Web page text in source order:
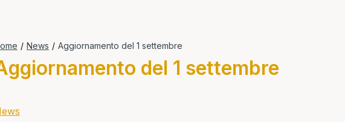
/ News / Aggiornamento del 1 settembre
del 1 settembre